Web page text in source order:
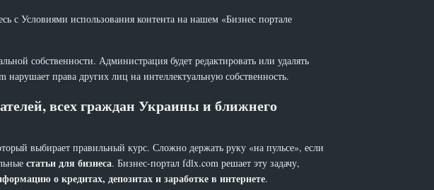
с Условиями использования контента на нашем «Бизнес портале
собственности. Администрация будет редактировать или удалять
права других лиц на интеллектуальную собственность.
всех граждан Украины и ближнего
выбирает правильный курс. Сложно держать руку «на пульсе», если
статьи для бизнеса. Бизнес-портал fdlx.com решает эту задачу,
о кредитах, депозитах и заработке в интернете.